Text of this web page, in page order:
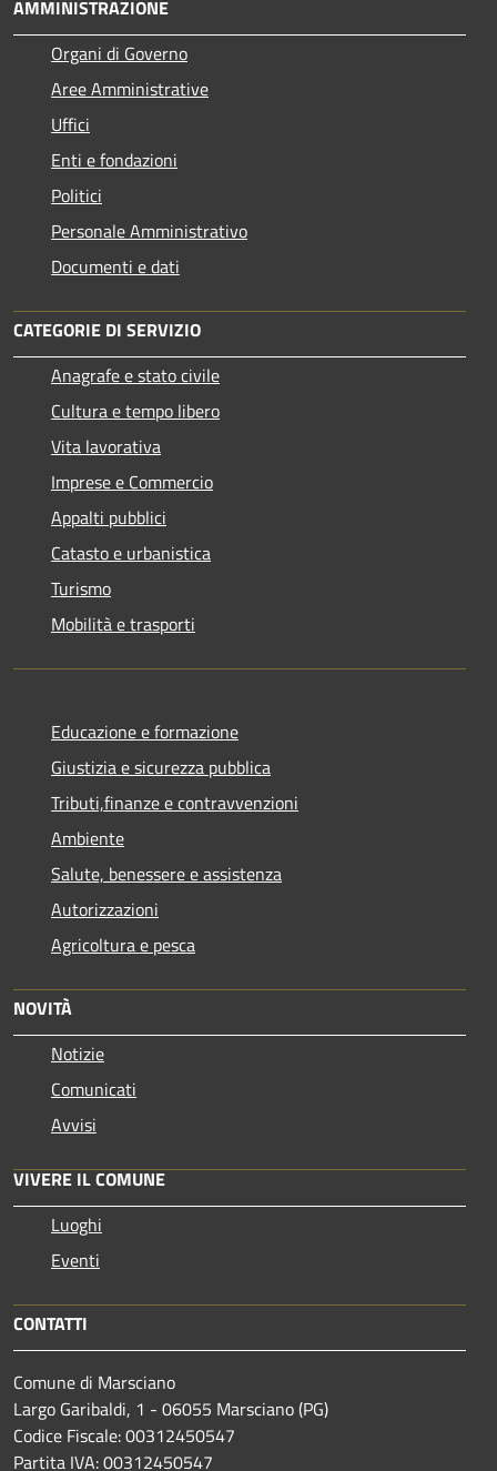
AMMINISTRAZIONE
Organi di Governo
Aree Amministrative
Uffici
Enti e fondazioni
Politici
Personale Amministrativo
Documenti e dati
CATEGORIE DI SERVIZIO
Anagrafe e stato civile
Cultura e tempo libero
Vita lavorativa
Imprese e Commercio
Appalti pubblici
Catasto e urbanistica
Turismo
Mobilità e trasporti
Educazione e formazione
Giustizia e sicurezza pubblica
Tributi,finanze e contravvenzioni
Ambiente
Salute, benessere e assistenza
Autorizzazioni
Agricoltura e pesca
NOVITÀ
Notizie
Comunicati
Avvisi
VIVERE IL COMUNE
Luoghi
Eventi
CONTATTI
Comune di Marsciano
Largo Garibaldi, 1 - 06055 Marsciano (PG)
Codice Fiscale: 00312450547
Partita IVA: 00312450547